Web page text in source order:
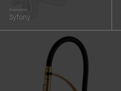
Niezbędne
Syfony